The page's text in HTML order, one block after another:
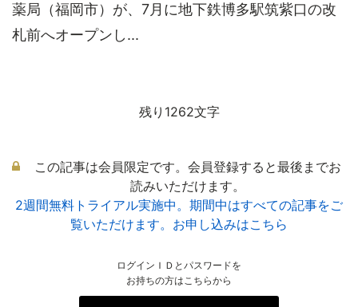
薬局（福岡市）が、7月に地下鉄博多駅筑紫口の改
札前へオープンし...
残り1262文字
この記事は会員限定です。会員登録すると最後までお
読みいただけます。
2週間無料トライアル実施中。期間中はすべての記事をご
覧いただけます。お申し込みはこちら
ログインＩＤとパスワードを
お持ちの方はこちらから